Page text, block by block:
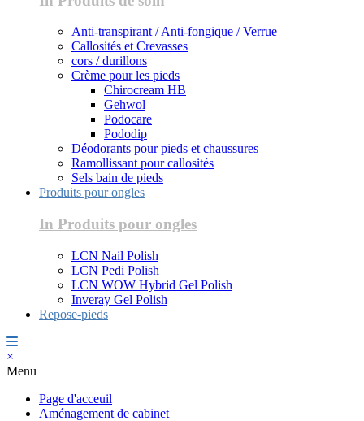
Anti-transpirant / Anti-fongique / Verrue
Callosités et Crevasses
cors / durillons
Crème pour les pieds
Chirocream HB
Gehwol
Podocare
Pododip
Déodorants pour pieds et chaussures
Ramollissant pour callosités
Sels bain de pieds
Produits pour ongles
In Produits pour ongles
LCN Nail Polish
LCN Pedi Polish
LCN WOW Hybrid Gel Polish
Inveray Gel Polish
Repose-pieds
×
Menu
Page d'acceuil
Aménagement de cabinet